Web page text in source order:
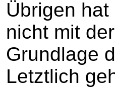
Übrigen
nicht mit
Grundlage
Letztlich